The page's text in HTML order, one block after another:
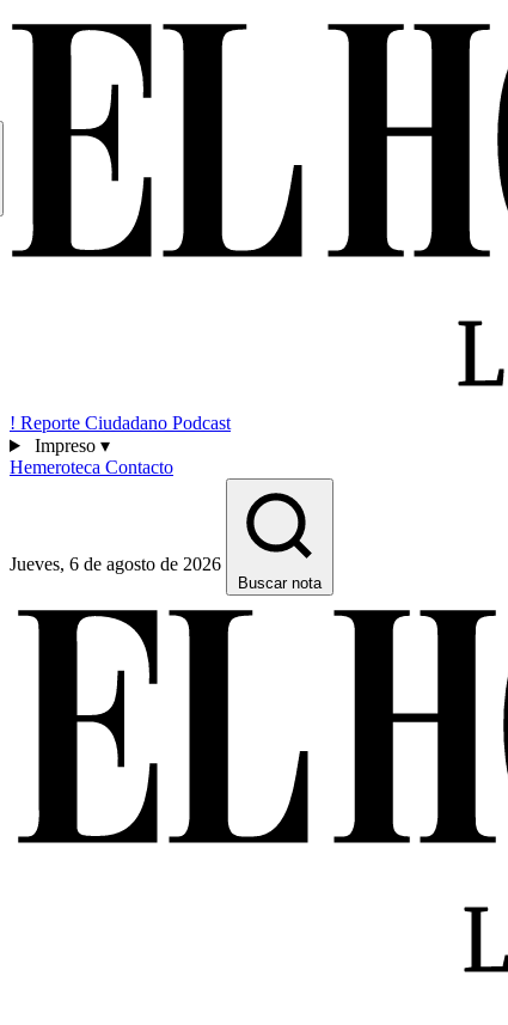
! Reporte Ciudadano Podcast
Impreso ▾
Hemeroteca Contacto
Jueves, 6 de agosto de 2026
Buscar nota